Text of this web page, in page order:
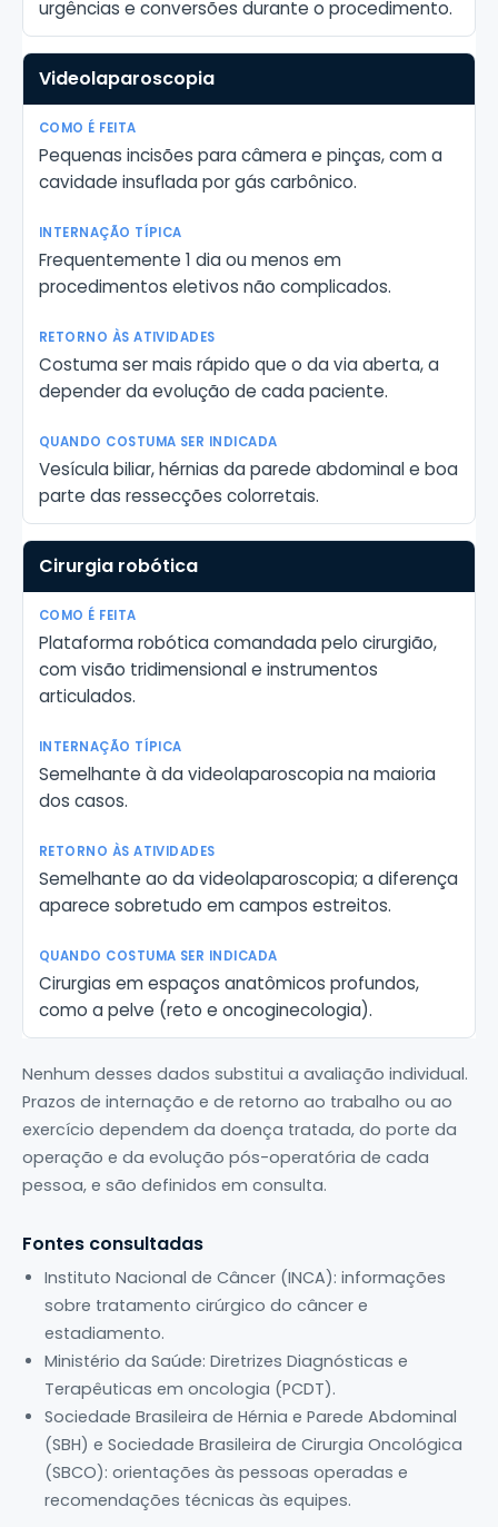
urgências e conversões durante o procedimento.
Videolaparoscopia
Pequenas incisões para câmera e pinças, com a
cavidade insuflada por gás carbônico.
Frequentemente 1 dia ou menos em
procedimentos eletivos não complicados.
Costuma ser mais rápido que o da via aberta, a
depender da evolução de cada paciente.
Vesícula biliar, hérnias da parede abdominal e boa
parte das ressecções colorretais.
Cirurgia robótica
Plataforma robótica comandada pelo cirurgião,
com visão tridimensional e instrumentos
articulados.
Semelhante à da videolaparoscopia na maioria
dos casos.
Semelhante ao da videolaparoscopia; a diferença
aparece sobretudo em campos estreitos.
Cirurgias em espaços anatômicos profundos,
como a pelve (reto e oncoginecologia).
Nenhum desses dados substitui a avaliação individual.
Prazos de internação e de retorno ao trabalho ou ao
exercício dependem da doença tratada, do porte da
operação e da evolução pós-operatória de cada
pessoa, e são definidos em consulta.
Fontes consultadas
Instituto Nacional de Câncer (INCA): informações
sobre tratamento cirúrgico do câncer e
estadiamento.
Ministério da Saúde: Diretrizes Diagnósticas e
Terapêuticas em oncologia (PCDT).
Sociedade Brasileira de Hérnia e Parede Abdominal
(SBH) e Sociedade Brasileira de Cirurgia Oncológica
(SBCO): orientações às pessoas operadas e
recomendações técnicas às equipes.